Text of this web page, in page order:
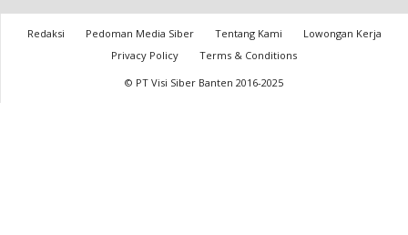
Redaksi Pedoman Media Siber Tentang Kami
Lowongan Kerja
Privacy Policy
Terms & Conditions
© PT Visi Siber Banten 2016-2025